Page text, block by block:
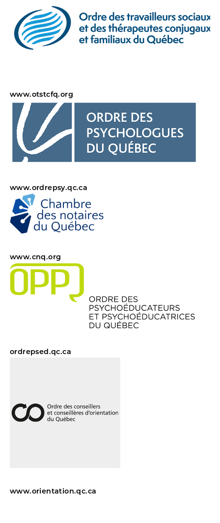
www.otstcfq.org
www.ordrepsy.qc.ca
www.cnq.org
ordrepsed.qc.ca
www.orientation.qc.ca